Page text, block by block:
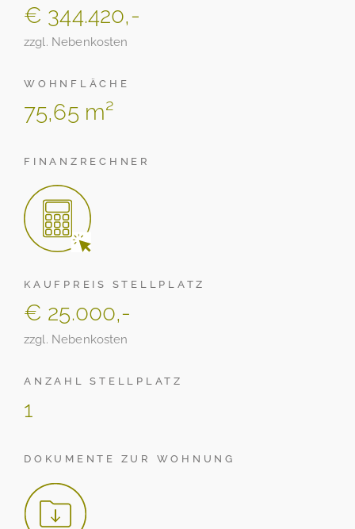
€ 344.420,-
zzgl. Nebenkosten
WOHNFLÄCHE
75,65 m²
FINANZRECHNER
KAUFPREIS STELLPLATZ
€ 25.000,-
zzgl. Nebenkosten
ANZAHL STELLPLATZ
1
DOKUMENTE ZUR WOHNUNG